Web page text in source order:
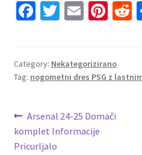
Fa
o
o
T
er
E
l
Pi
es
t
R
di
t
Category: Nekategorizirano
Tag: nogometni dres PSG z
Navigacija
prispevka
Previous
post:
Arsenal 24-25 Domači
komplet Informacije
Pricurljalo